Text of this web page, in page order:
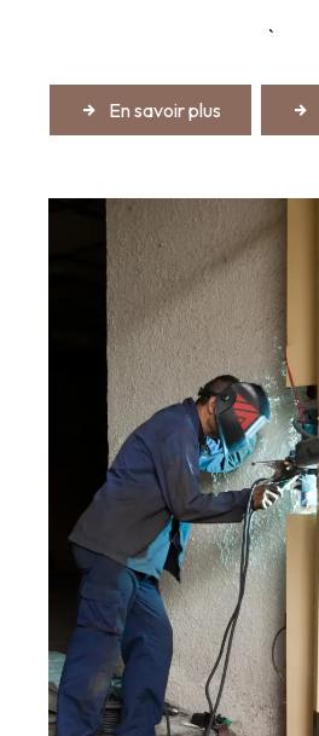
`
En savoir plus